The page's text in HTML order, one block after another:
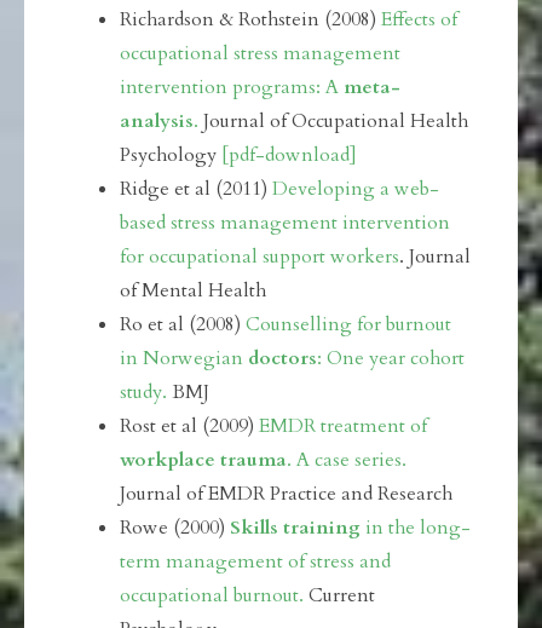
Richardson & Rothstein (2008) Effects of
occupational stress management
intervention programs: A meta-
analysis. Journal of Occupational Health
Psychology [pdf-download]
Ridge et al (2011) Developing a web-
based stress management intervention
for occupational support workers. Journal
of Mental Health
Ro et al (2008) Counselling for burnout
in Norwegian doctors: One year cohort
study. BMJ
Rost et al (2009) EMDR treatment of
workplace trauma. A case series.
Journal of EMDR Practice and Research
Rowe (2000) Skills training in the long-
term management of stress and
occupational burnout. Current